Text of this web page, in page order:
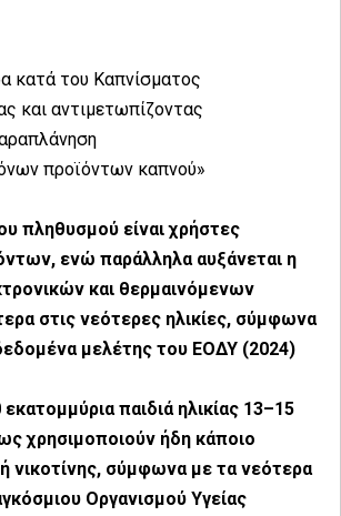
κατά του Καπνίσματος
και αντιμετωπίζοντας
προϊόντων καπνού»
πληθυσμού είναι χρήστες
ενώ παράλληλα αυξάνεται η
και θερμαινόμενων
στις νεότερες ηλικίες, σύμφωνα
μελέτης του ΕΟΔΥ (2024)
παιδιά ηλικίας 13–15
χρησιμοποιούν ήδη κάποιο
νικοτίνης, σύμφωνα με τα νεότερα
Οργανισμού Υγείας